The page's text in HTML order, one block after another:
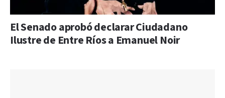
El Senado aprobó declarar Ciudadano
Ilustre de Entre Ríos a Emanuel Noir